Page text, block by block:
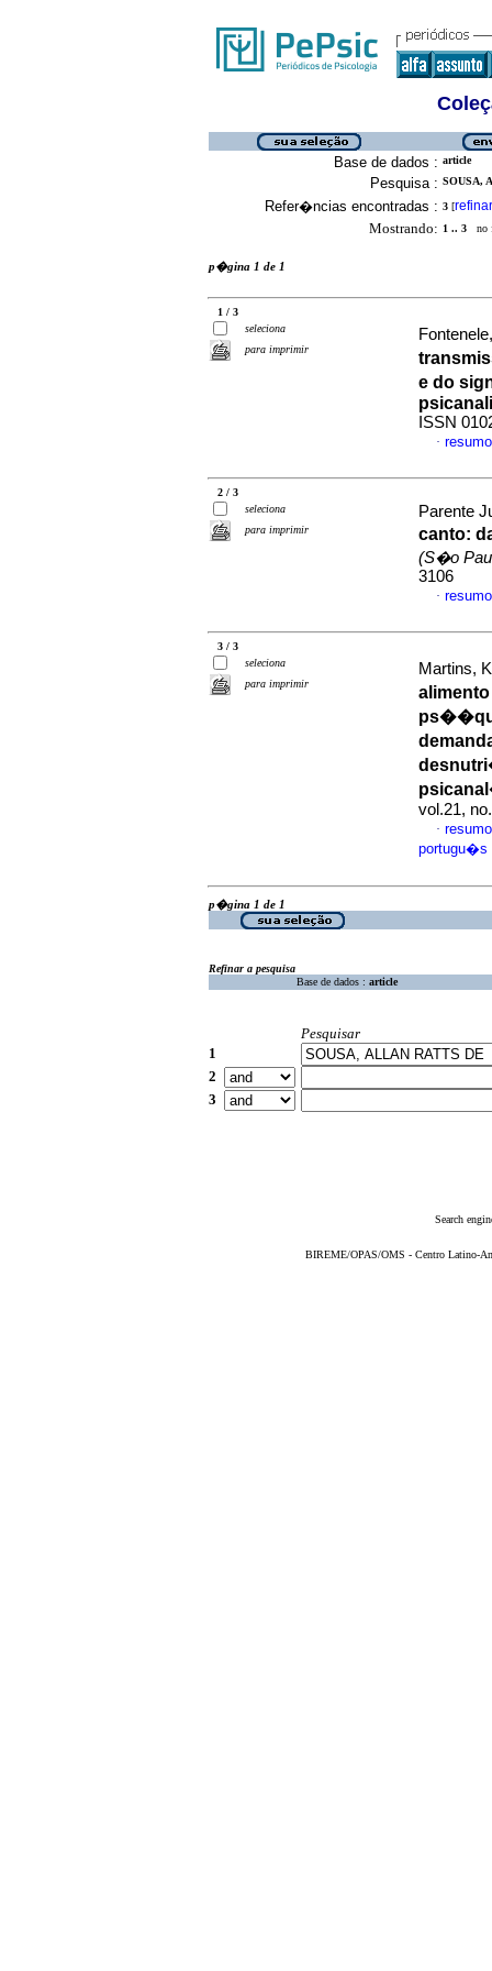
Base de dados : article
Pesquisa : SOUSA,
Refer�ncias encontradas : 3 [refinar
Mostrando: 1 .. 3 no
p�gina 1 de 1
1 / 3
seleciona
para imprimir
e do
ISSN
·
2 / 3
seleciona
para imprimir
Parente
canto:
(S�o
3106
·
3 / 3
seleciona
para imprimir
Martins,
vol.21,
·
portugu�s
p�gina 1 de 1
Refinar a pesquisa
Base de dados : article
Pesquisar
1
2
3
Search
BIREME/OPAS/OMS - Centro Latino-